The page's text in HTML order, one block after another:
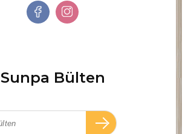
Sunpa Bülten